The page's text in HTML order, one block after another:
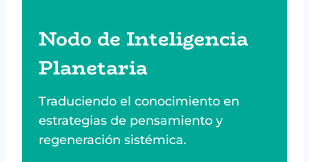
Nodo de Inteligencia
Planetaria
Traduciendo el conocimiento en
estrategias de pensamiento y
regeneración sistémica.